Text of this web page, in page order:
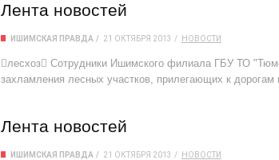
Лента новостей
ИШИМСКАЯ ПРАВДА 21 ОКТЯБРЯ 2013 НОВОСТИ
лесхоз Сотрудники Ишимского филиала ГБУ ТО
захламления лесных участков, прилегающих к
Лента новостей
ИШИМСКАЯ ПРАВДА 21 ОКТЯБРЯ 2013 НОВОСТИ